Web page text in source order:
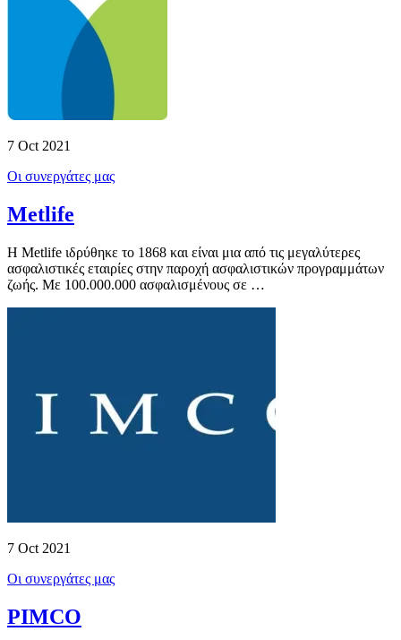
7 Oct 2021
Οι συνεργάτες μας
Metlife
Η Metlife ιδρύθηκε το 1868 και είναι μια από τις μεγαλύτερες
ασφαλιστικές εταιρίες στην παροχή ασφαλιστικών προγραμμάτων
ζωής. Με 100.000.000 ασφαλισμένους σε …
7 Oct 2021
Οι συνεργάτες μας
PIMCO